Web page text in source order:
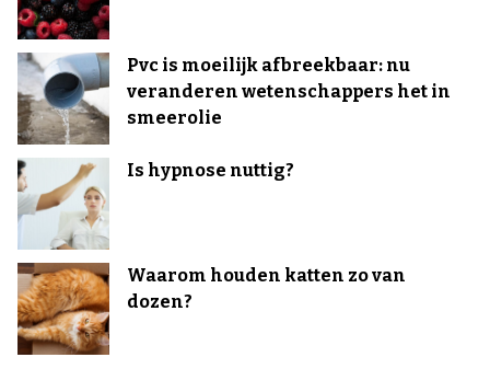
Pvc is moeilijk afbreekbaar: nu
veranderen wetenschappers het in
smeerolie
Is hypnose nuttig?
Waarom houden katten zo van
dozen?